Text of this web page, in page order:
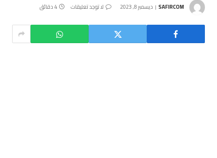
SAFIRCOM ديسمبر 8, 2023 لا توجد تعليقات 4 دقائق